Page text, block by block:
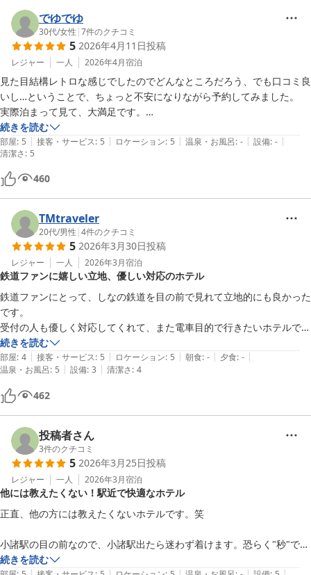
でゆでゆ
30代/女性 |7件のクチコミ
5 2026年4月11日投稿
レジャー 一人 2026年4月宿泊
見た目結構レトロな感じでしたのでどんなところだろう、でも口コミ良
いし…ということで、ちょっと不安になりながら予約してみました。
実際泊まって見て、大満足です。
駅チカ、そして駐車場も近いので非常に便利のいいところです。
コーヒーのサービスありがたかったです。
お部屋も暖めて下さっていたのも、ありがたかったです。
室内には備え付けのヒーターもありました。
設備や建物は年季が入った感じはありますが、お部屋はとても綺麗にさ
れてあり大変快適に過ごせました。
余談ですが、フロントの女性の方が聞き上手なのか、思わず話し込んで
しまいました。
とても感じのいいスタッフさんでした。
またそちら方面に行くことがあれば是非泊まりたい場所です。
続きを読む
部屋: 5 | 接客・サービス: 5 | ロケーション: 5 | 温泉・お風呂: - | 設備: - |
清潔さ: 5
460
TMtraveler
20代/男性 |4件のクチコミ
5 2026年3月30日投稿
レジャー 一人 2026年3月宿泊
鉄道ファンに嬉しい立地、優しい対応のホテル
鉄道ファンにとって、しなの鉄道を目の前で見れて立地的にも良かった
です。
受付の人も優しく対応してくれて、また電車目的で行きたいホテルでし
た。
車で来る方はタイムズに駐車して受付でチケットを渡せば無料になりま
す。
0:30が門限で喫煙者はその時間までに外の玄関で吸い溜めしましょう。
この度はありがとうございました。
続きを読む
部屋: 4 | 接客・サービス: 5 | ロケーション: 5 | 朝食: - | 夕食: - |
温泉・お風呂: 5 | 設備: 3 | 清潔さ: 4
462
投稿者さん
3件のクチコミ
5 2026年3月25日投稿
レジャー 一人 2026年3月宿泊
他には教えたくない！駅近で快適なホテル
正直、他の方には教えたくないホテルです。笑
小諸駅の目の前なので、小諸駅出たら迷わず着けます。恐らく"秒"で。
それでいて、リーズナブルに泊まれます。
続きを読む